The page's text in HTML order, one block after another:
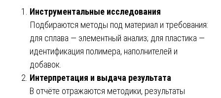
Инструментальные исследования
Подбираются методы под материал и требования:
для сплава — элементный анализ; для пластика —
идентификация полимера, наполнителей и
добавок.
Интерпретация и выдача результата
В отчёте отражаются методики, результаты